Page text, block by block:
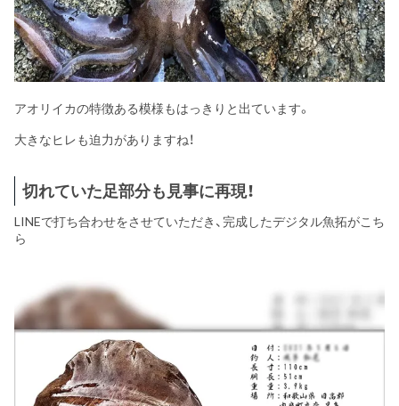
アオリイカの特徴ある模様もはっきりと出ています。
大きなヒレも迫力がありますね！
切れていた足部分も見事に再現！
LINEで打ち合わせをさせていただき、完成したデジタル魚拓がこち
ら